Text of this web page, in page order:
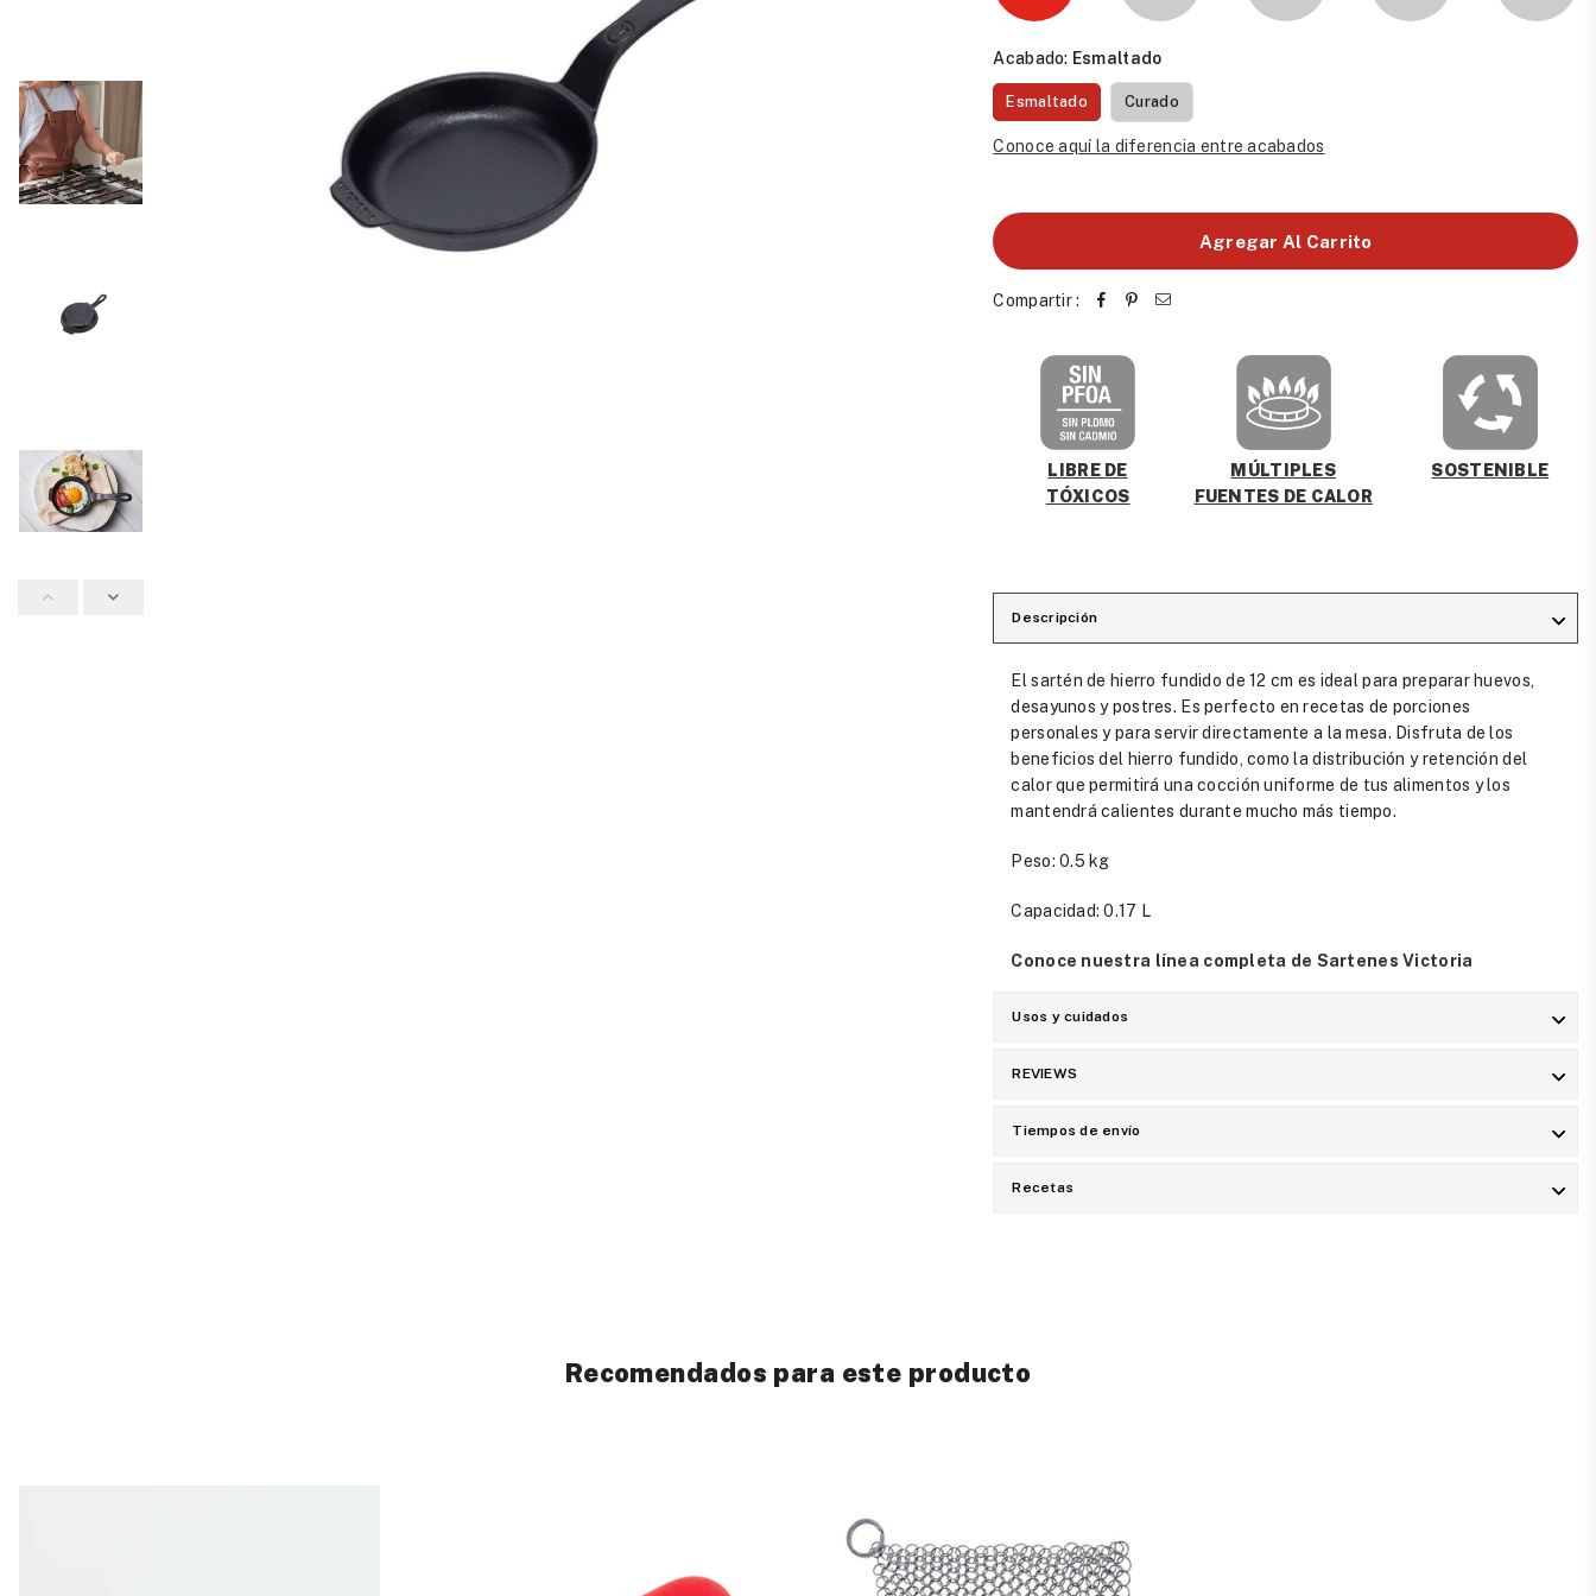
Acabado: Esmaltado
Esmaltado Curado
Conoce aquí la diferencia entre acabados
Agregar Al Carrito
Compartir :
LIBRE DE
TÓXICOS
MÚLTIPLES
FUENTES DE CALOR
SOSTENIBLE
Descripción
El sartén de hierro fundido de 12 cm es ideal para preparar huevos,
desayunos y postres. Es perfecto en recetas de porciones
personales y para servir directamente a la mesa. Disfruta de los
beneficios del hierro fundido, como la distribución y retención del
calor que permitirá una cocción uniforme de tus alimentos y los
mantendrá calientes durante mucho más tiempo.
Peso: 0.5 kg
Capacidad: 0.17 L
Conoce nuestra línea completa de Sartenes Victoria
Usos y cuidados
REVIEWS
Tiempos de envío
Recetas
Recomendados para este producto